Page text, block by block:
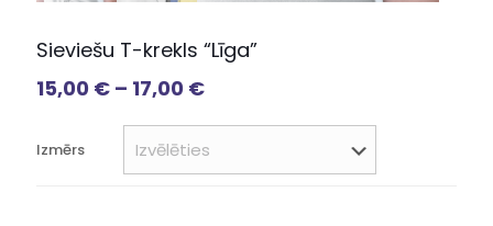
Sieviešu T-krekls “Līga”
15,00 € – 17,00 €
Izmērs